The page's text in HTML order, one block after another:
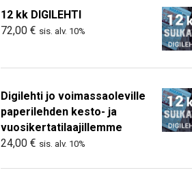
12 kk DIGILEHTI
72,00 € sis. alv. 10%
Digilehti jo voimassaoleville
paperilehden kesto- ja
vuosikertatilaajillemme
24,00 € sis. alv. 10%